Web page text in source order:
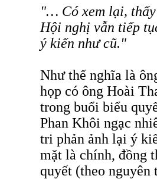
"… Có xem lại,
Hội nghị vẫn tiếp
ý kiến như cũ."
Như thế nghĩa là
họp có ông Hoài
trong buổi biểu
Phan Khôi ngạc
tri phản ảnh lại ý
mặt là chính, đồng
quyết (theo nguyên